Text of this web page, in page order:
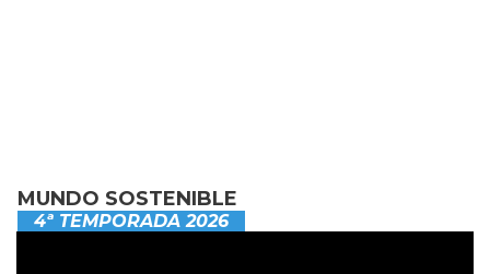
MUNDO SOSTENIBLE
4ª TEMPORADA 2026